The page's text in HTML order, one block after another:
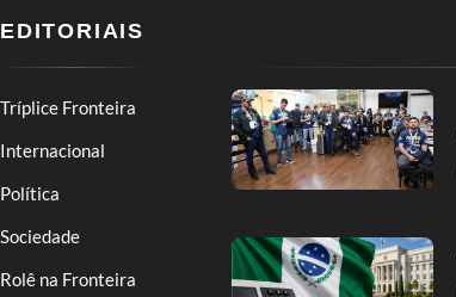
EDITORIAIS
Tríplice Fronteira
Internacional
Política
Sociedade
Rolê na Fronteira